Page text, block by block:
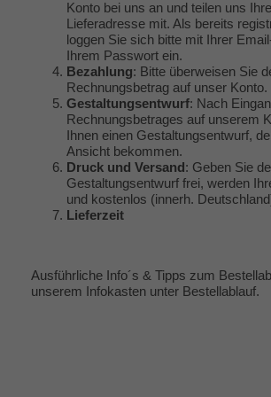
Konto bei uns an und teilen uns
Lieferadresse mit. Als bereits
loggen Sie sich bitte mit Ihrer
Ihrem Passwort ein.
Bezahlung: Bitte überweisen Sie
Rechnungsbetrag auf unser Konto.
Gestaltungsentwurf: Nach
Rechnungsbetrages auf unserem
Ihnen einen Gestaltungsentwurf,
Ansicht bekommen.
Druck und Versand: Geben Sie
Gestaltungsentwurf frei, werden
und kostenlos (innerh.
Lieferzeit
Ausführliche Info´s & Tipps zum
unserem Infokasten unter Bestellablauf.